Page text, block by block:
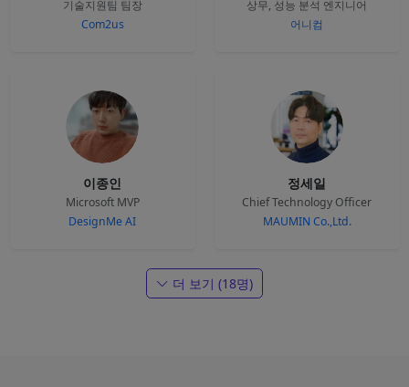
기술지원팀 팀장
Com2us
상무, 성능 분석 엔지니어
어니컴
이종인
Microsoft MVP
DesignMe AI
정세일
Chief Technology Officer
MAUMIN Co.,Ltd.
더 보기 (18명)